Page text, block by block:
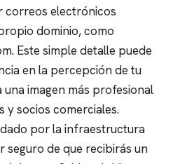
correos electrónicos
dominio, como
Este simple detalle puede
en la percepción de tu
imagen más profesional
y socios comerciales.
por la infraestructura
seguro de que recibirás un